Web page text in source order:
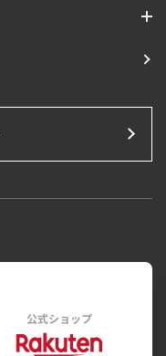
公式ショップ